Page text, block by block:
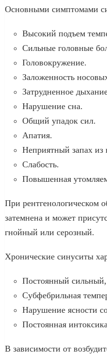
Основными симптомами
Высокий подъем
Сильные головные
Головокружение.
Заложенность
Затрудненное
Нарушение сна.
Общий упадок сил.
Апатия.
Неприятный запах из
Слабость.
Повышенная
При рентгенологическом
затемнена и может
гнойный или серозный.
Хронические синуситы
Постоянный
Субфебрильная
Нарушение ясности
Постоянная
В зависимости от